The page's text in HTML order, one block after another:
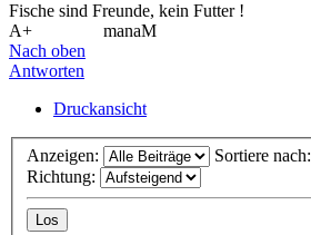
Fische sind Freunde, kein Futter !
A+
manaM
Nach oben
Antworten
Druckansicht
Anzeigen:
Sortiere nach:
Richtung: